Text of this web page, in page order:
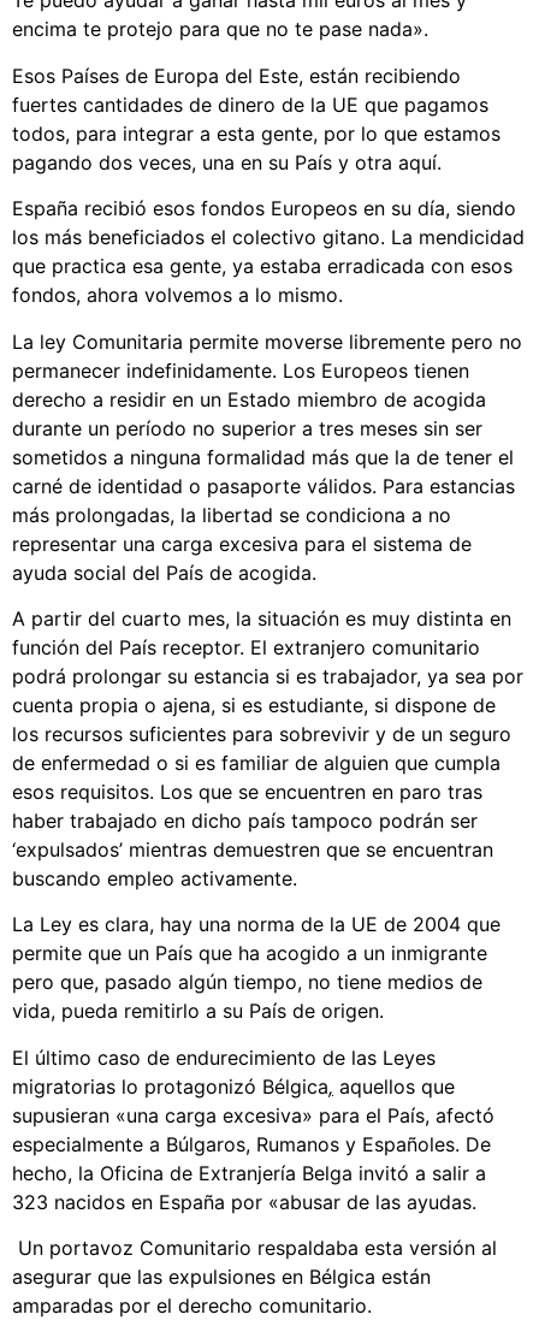
encima te protejo para que no te pase nada».
Esos Países de Europa del Este, están recibiendo
fuertes cantidades de dinero de la UE que pagamos
todos, para integrar a esta gente, por lo que estamos
pagando dos veces, una en su País y otra aquí.
España recibió esos fondos Europeos en su día, siendo
los más beneficiados el colectivo gitano. La mendicidad
que practica esa gente, ya estaba erradicada con esos
fondos, ahora volvemos a lo mismo.
La ley Comunitaria permite moverse libremente pero no
permanecer indefinidamente. Los Europeos tienen
derecho a residir en un Estado miembro de acogida
durante un período no superior a tres meses sin ser
sometidos a ninguna formalidad más que la de tener el
carné de identidad o pasaporte válidos. Para estancias
más prolongadas, la libertad se condiciona a no
representar una carga excesiva para el sistema de
ayuda social del País de acogida.
A partir del cuarto mes, la situación es muy distinta en
función del País receptor. El extranjero comunitario
podrá prolongar su estancia si es trabajador, ya sea por
cuenta propia o ajena, si es estudiante, si dispone de
los recursos suficientes para sobrevivir y de un seguro
de enfermedad o si es familiar de alguien que cumpla
esos requisitos. Los que se encuentren en paro tras
haber trabajado en dicho país tampoco podrán ser
‘expulsados’ mientras demuestren que se encuentran
buscando empleo activamente.
La Ley es clara, hay una norma de la UE de 2004 que
permite que un País que ha acogido a un inmigrante
pero que, pasado algún tiempo, no tiene medios de
vida, pueda remitirlo a su País de origen.
El último caso de endurecimiento de las Leyes
migratorias lo protagonizó Bélgica, aquellos que
supusieran «una carga excesiva» para el País, afectó
especialmente a Búlgaros, Rumanos y Españoles. De
hecho, la Oficina de Extranjería Belga invitó a salir a
323 nacidos en España por «abusar de las ayudas.
Un portavoz Comunitario respaldaba esta versión al
asegurar que las expulsiones en Bélgica están
amparadas por el derecho comunitario.